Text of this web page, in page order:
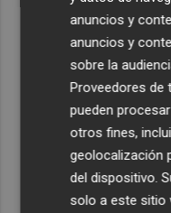
anuncios y
anuncios y
sobre la
Proveedores de
pueden
otros fines,
geolocalización
del dispositivo.
solo a este sitio